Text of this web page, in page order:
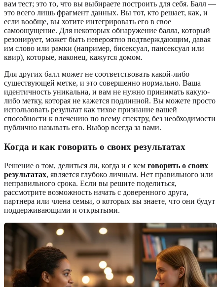
вам тест; это то, что вы выбираете построить для себя. Балл —
это всего лишь фрагмент данных. Вы тот, кто решает, как, и
если вообще, вы хотите интегрировать его в свое
самоощущение. Для некоторых обнаружение балла, который
резонирует, может быть невероятно подтверждающим, давая
им слово или рамки (например, бисексуал, пансексуал или
квир), которые, наконец, кажутся домом.
Для других балл может не соответствовать какой-либо
существующей метке, и это совершенно нормально. Ваша
идентичность уникальна, и вам не нужно принимать какую-
либо метку, которая не кажется подлинной. Вы можете просто
использовать результат как тихое признание вашей
способности к влечению по всему спектру, без необходимости
публично называть его. Выбор всегда за вами.
Когда и как говорить о своих результатах
Решение о том, делиться ли, когда и с кем говорить о своих
результатах, является глубоко личным. Нет правильного или
неправильного срока. Если вы решите поделиться,
рассмотрите возможность начать с доверенного друга,
партнера или члена семьи, о которых вы знаете, что они будут
поддерживающими и открытыми.